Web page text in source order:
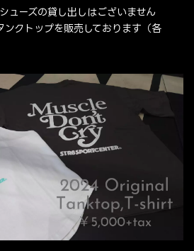
ューズの貸し出しはございません
クトップを販売しております（各